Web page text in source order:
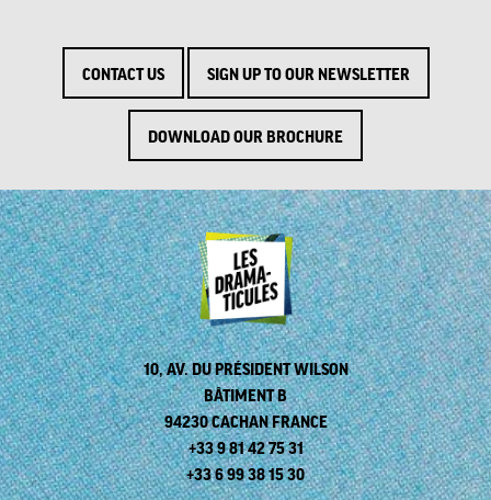
CONTACT US SIGN UP TO OUR NEWSLETTER
DOWNLOAD OUR BROCHURE
10, AV. DU PRÉSIDENT WILSON
BÂTIMENT B
94230 CACHAN FRANCE
+33 9 81 42 75 31
+33 6 99 38 15 30